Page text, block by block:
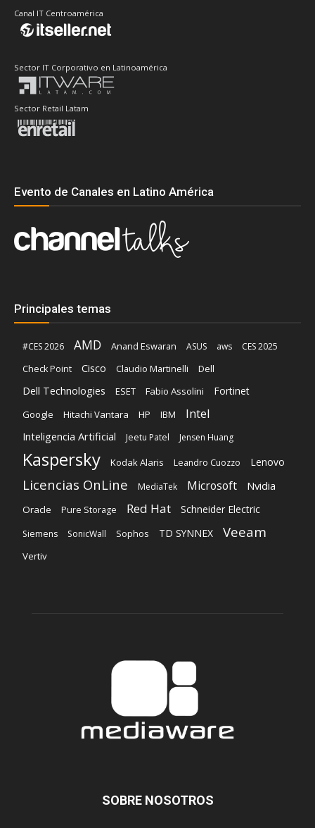
Canal IT Centroamérica
Sector IT Corporativo en Latinoamérica
Sector Retail Latam
Evento de Canales en Latino América
Principales temas
#CES 2026 AMD Anand Eswaran ASUS aws
CES 2025
Check Point
Cisco Claudio Martinelli Dell
Dell Technologies ESET Fabio Assolini Fortinet
Google Hitachi Vantara HP IBM Intel
Inteligencia Artificial Jeetu Patel Jensen Huang
Kaspersky Kodak Alaris Leandro Cuozzo Lenovo
Licencias OnLine MediaTek Microsoft Nvidia
Oracle Pure Storage Red Hat Schneider Electric
Siemens SonicWall Sophos TD SYNNEX Veeam
Vertiv
SOBRE NOSOTROS